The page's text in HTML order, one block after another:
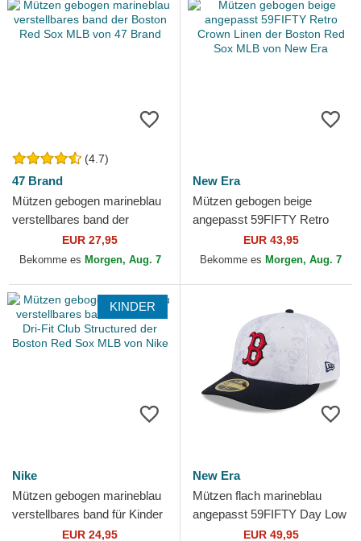
(4.7)
47 Brand
Mützen gebogen marineblau
verstellbares band der
Boston Red Sox MLB von 47
Brand
EUR 27,95
Bekomme es Morgen, Aug. 7
New Era
Mützen gebogen beige
angepasst 59FIFTY Retro
Crown Linen der Boston Red
Sox MLB von New Era
EUR 43,95
Bekomme es Morgen, Aug. 7
KINDER
Nike
Mützen gebogen marineblau
verstellbares band für Kinder
Dri-Fit Club Structured der
EUR 24,95
New Era
Mützen flach marineblau
angepasst 59FIFTY Day Low
Profile der Boston Red Sox
EUR 49,95